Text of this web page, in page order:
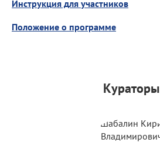
Инструкция для участников
Положение о программе
Кураторы